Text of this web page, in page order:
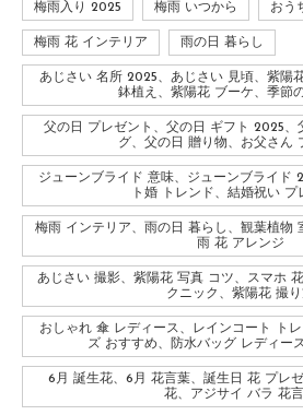
梅雨入り 2025 梅雨 いつから おう
梅雨 花 インテリア 雨の日 暮らし
あじさい 名所 2025、あじさい 見頃、紫陽
鉢植え、紫陽花 ブーケ、季節
父の日 プレゼント、父の日 ギフト 2025、
グ、父の日 贈り物、お父さん
ジューンブライド 意味、ジューンブライド
ト婚 トレンド、結婚祝い プ
梅雨 インテリア、雨の日 暮らし、観葉植物
雨 花 アレンジ
あじさい 撮影、紫陽花 写真 コツ、スマホ
クニック、紫陽花 撮
おしゃれ 傘 レディース、レインコート ト
ズ おすすめ、防水バッグ レディー
6月 誕生花、6月 花言葉、誕生日 花 プレ
花、アジサイ バラ 花